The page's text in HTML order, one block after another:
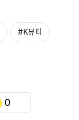
#K뷰티
0